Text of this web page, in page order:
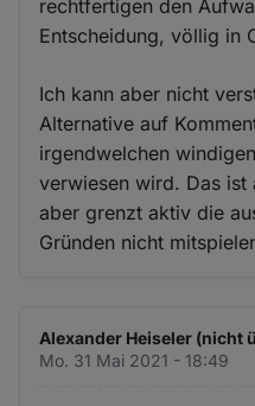
rechtfertigen den
Entscheidung, völlig in
Ich kann aber nicht
Alternative auf
irgendwelchen
verwiesen wird. Das ist
aber grenzt aktiv die
Gründen nicht
Alexander Heiseler (nicht
Mo. 31 Mai 2021 - 18:49